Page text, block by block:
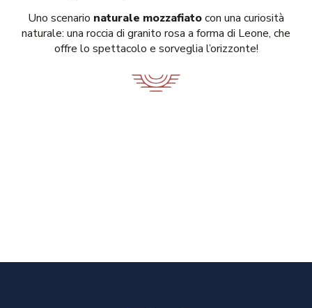
Uno scenario naturale mozzafiatocon una curiosità
naturale: una roccia di granito rosa a forma di Leone, che
offre lo spettacolo e sorveglia l’orizzonte!